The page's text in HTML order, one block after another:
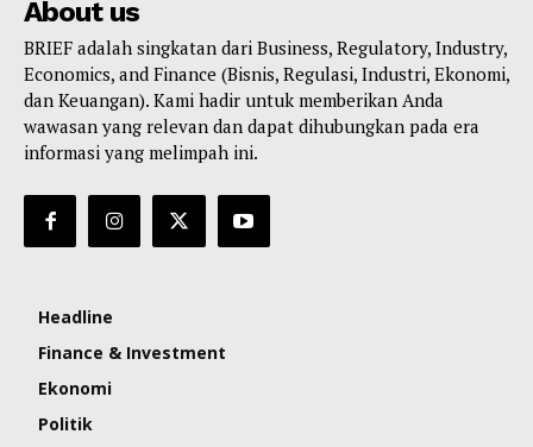
About us
BRIEF adalah singkatan dari Business, Regulatory, Industry,
Economics, and Finance (Bisnis, Regulasi, Industri, Ekonomi,
dan Keuangan). Kami hadir untuk memberikan Anda
wawasan yang relevan dan dapat dihubungkan pada era
informasi yang melimpah ini.
Headline
Finance & Investment
Ekonomi
Politik